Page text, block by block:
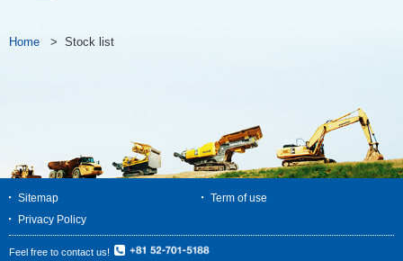
Home > Stock list
Sitemap
Term of use
Privacy Policy
Feel free to contact us!